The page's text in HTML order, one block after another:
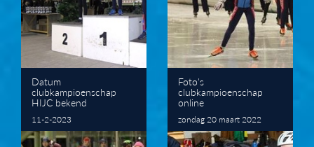
Datum
clubkampioenschap
HIJC bekend
11-2-2023
Foto's
clubkampioenschap
online
zondag 20 maart 2022